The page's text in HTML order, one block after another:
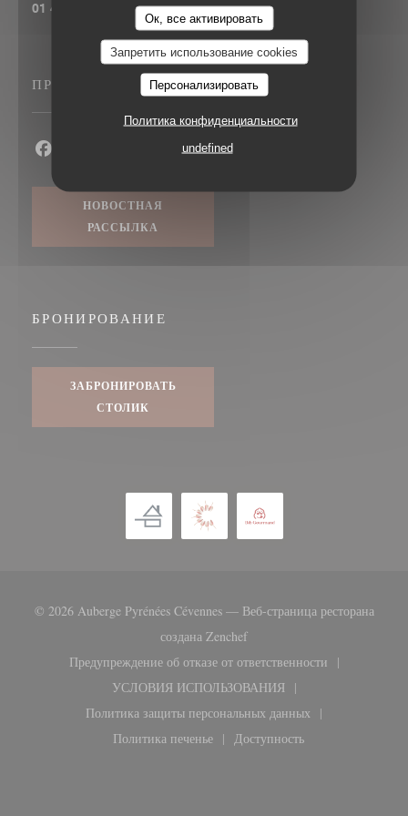
Ок, все активировать
Запретить использование cookies
Персонализировать
Политика конфиденциальности
undefined
01 43 57 33 78
ПРИСОЕДИНЯЙТЕСЬ К НАМ
НОВОСТНАЯ
РАССЫЛКА
БРОНИРОВАНИЕ
ЗАБРОНИРОВАТЬ
СТОЛИК
© 2026 Auberge Pyrénées Cévennes — Веб-страница ресторана
создана Zenchef((открывается в новом окне))
Предупреждение об отказе от ответственности
((открывается в новом окне))
УСЛОВИЯ ИСПОЛЬЗОВАНИЯ
((открывается в новом окне))
Политика защиты персональных данных
((открывается в новом окне))
Политика печенье
((открывается в новом окне))
Доступность
((открывается в новом